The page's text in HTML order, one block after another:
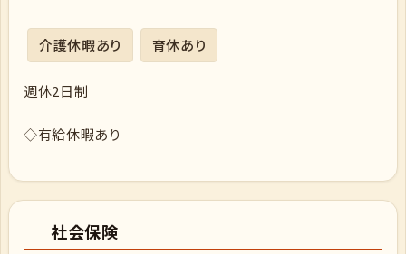
介護休暇あり 育休あり
週休2日制
◇有給休暇あり
社会保険